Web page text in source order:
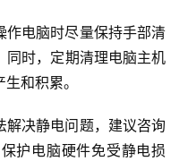
作电脑时尽量保持手部清
同时，定期清理电脑主机
和积累。
解决静电问题，建议咨询
护电脑硬件免受静电损